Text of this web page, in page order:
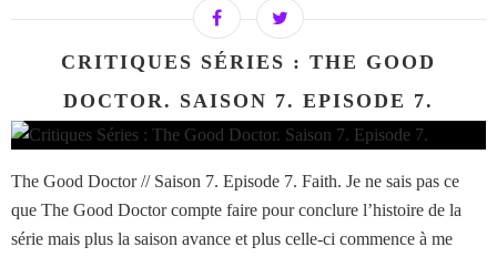
CRITIQUES SÉRIES : THE GOOD
DOCTOR. SAISON 7. EPISODE 7.
The Good Doctor // Saison 7. Episode 7. Faith. Je ne sais pas ce
que The Good Doctor compte faire pour conclure l’histoire de la
série mais plus la saison avance et plus celle-ci commence à me